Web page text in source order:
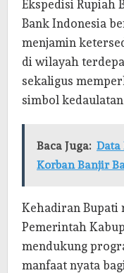
Ekspedisi Rupiah
Bank Indonesia
menjamin
di wilayah
sekaligus
simbol
Baca Juga: Data
Korban Banjir
Kehadiran Bupati
Pemerintah
mendukung
manfaat nyata